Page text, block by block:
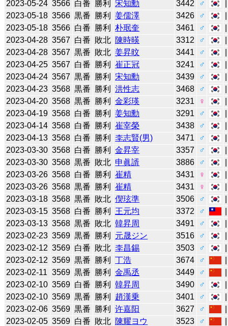
2023-05-24 3566 白番 勝利 宋知勳 3442 ♂
2023-05-18 3566 黒番 勝利 姜儒澤 3426 ♂
2023-05-18 3566 白番 勝利 朴珉奎 3461 ♂
2023-04-28 3567 白番 敗北 陳時暎 3312 ♂
2023-04-28 3567 黒番 敗北 姜昇旼 3441 ♂
2023-04-25 3567 白番 勝利 崔正冠 3241 ♂
2023-04-24 3567 黒番 勝利 宋知勳 3439 ♂
2023-04-23 3568 黒番 勝利 洪性志 3468 ♂
2023-04-20 3568 黒番 勝利 金彩瑛 3231 ♀
2023-04-19 3568 白番 勝利 姜知勳 3291 ♂
2023-04-14 3568 白番 勝利 崔宰榮 3438 ♂
2023-04-13 3568 白番 勝利 李志賢(男) 3471 ♂
2023-03-30 3568 白番 勝利 金昇宰 3357 ♂
2023-03-30 3568 黒番 敗北 申眞諝 3886 ♂
2023-03-26 3568 白番 勝利 崔精 3431 ♀
2023-03-26 3568 黒番 勝利 崔精 3431 ♀
2023-03-18 3568 黒番 敗北 偰玹準 3506 ♂
2023-03-15 3568 白番 勝利 王元均 3372 ♂
2023-03-13 3568 黒番 敗北 韓昇周 3491 ♂
2023-02-23 3569 黒番 勝利 元晟ジン 3516 ♂
2023-02-12 3569 白番 敗北 李昌錫 3503 ♂
2023-02-12 3569 黒番 勝利 丁浩 3674 ♂
2023-02-11 3569 黒番 勝利 金禹丞 3449 ♂
2023-02-10 3569 白番 勝利 韓昇周 3490 ♂
2023-02-10 3569 黒番 勝利 趙漢乗 3401 ♂
2023-02-06 3569 黒番 勝利 许嘉阳 3627 ♂
2023-02-05 3569 白番 敗北 陳耀ヨウ 3523 ♂